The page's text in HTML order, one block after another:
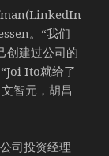
。“我们
创建过公司的
Ito就给了
智元，胡昌
司投资经理